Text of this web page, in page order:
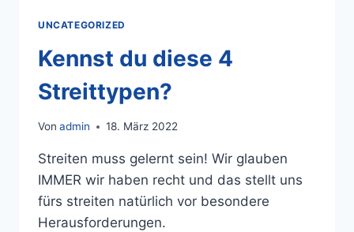
UNCATEGORIZED
Kennst du diese 4
Streittypen?
Von admin 18. März 2022
Streiten muss gelernt sein! Wir glauben
IMMER wir haben recht und das stellt uns
fürs streiten natürlich vor besondere
Herausforderungen.